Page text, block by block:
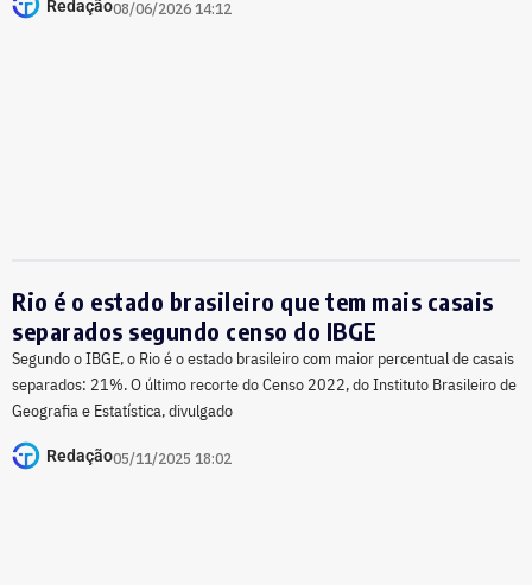
Redação08/06/2026 14:12
Rio é o estado brasileiro que tem mais casais
separados segundo censo do IBGE
Segundo o IBGE, o Rio é o estado brasileiro com maior percentual de casais
separados: 21%. O último recorte do Censo 2022, do Instituto Brasileiro de
Geografia e Estatística, divulgado
Redação05/11/2025 18:02